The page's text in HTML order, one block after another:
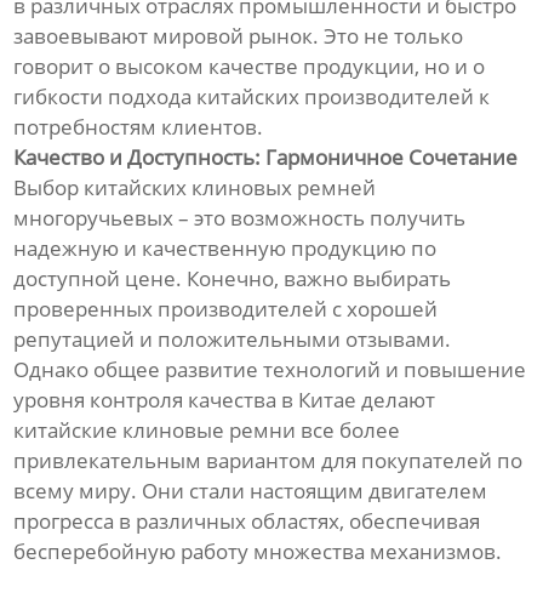
в различных отраслях промышленности и быстро
завоевывают мировой рынок. Это не только
говорит о высоком качестве продукции, но и о
гибкости подхода китайских производителей к
потребностям клиентов.
Качество и Доступность: Гармоничное Сочетание
Выбор китайских клиновых ремней
многоручьевых – это возможность получить
надежную и качественную продукцию по
доступной цене. Конечно, важно выбирать
проверенных производителей с хорошей
репутацией и положительными отзывами.
Однако общее развитие технологий и повышение
уровня контроля качества в Китае делают
китайские клиновые ремни все более
привлекательным вариантом для покупателей по
всему миру. Они стали настоящим двигателем
прогресса в различных областях, обеспечивая
бесперебойную работу множества механизмов.